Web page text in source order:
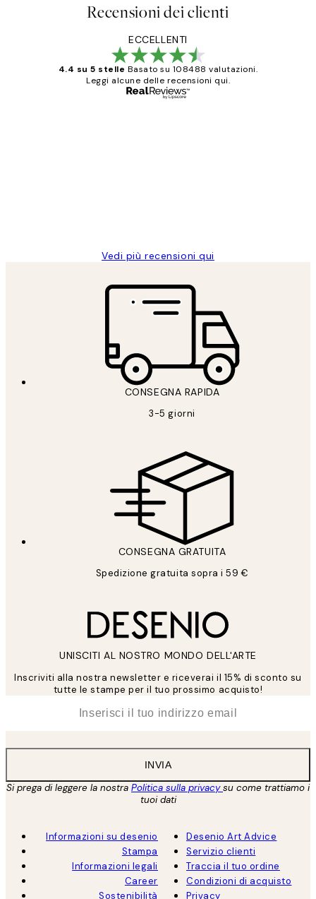
Recensioni dei clienti
ECCELLENTI
4.4 su 5 stelle Basato su 108488 valutazioni.
Leggi alcune delle recensioni qui.
Vedi più recensioni qui
CONSEGNA RAPIDA
3-5 giorni
CONSEGNA GRATUITA
Spedizione gratuita sopra i 59 €
UNISCITI AL NOSTRO MONDO DELL'ARTE
Inscriviti alla nostra newsletter e riceverai il 15% di sconto su
tutte le stampe per il tuo prossimo acquisto!
INVIA
Si prega di leggere la nostra Politica sulla privacysu come trattiamo i
tuoi dati
Informazioni su desenio
Stampa
Informazioni legali
Career
Sostenibilità
Desenio Art Advice
Servizio clienti
Traccia il tuo ordine
Condizioni di acquisto
Privacy